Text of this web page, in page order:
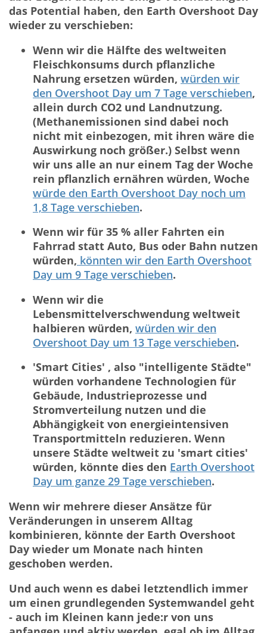
das Potential haben, den Earth Overshoot Day
wieder zu verschieben:
Wenn wir die Hälfte des weltweiten
Fleischkonsums durch pflanzliche
Nahrung ersetzen würden, würden wir
den Overshoot Day um 7 Tage verschieben,
allein durch CO2 und Landnutzung.
(Methanemissionen sind dabei noch
nicht mit einbezogen, mit ihren wäre die
Auswirkung noch größer.) Selbst wenn
wir uns alle an nur einem Tag der Woche
rein pflanzlich ernähren würden, Woche
würde den Earth Overshoot Day noch um
1,8 Tage verschieben.
Wenn wir für 35 % aller Fahrten ein
Fahrrad statt Auto, Bus oder Bahn nutzen
würden, könnten wir den Earth Overshoot
Day um 9 Tage verschieben.
Wenn wir die
Lebensmittelverschwendung weltweit
halbieren würden, würden wir den
Overshoot Day um 13 Tage verschieben.
'Smart Cities' , also "intelligente Städte"
würden vorhandene Technologien für
Gebäude, Industrieprozesse und
Stromverteilung nutzen und die
Abhängigkeit von energieintensiven
Transportmitteln reduzieren. Wenn
unsere Städte weltweit zu 'smart cities'
würden, könnte dies den Earth Overshoot
Day um ganze 29 Tage verschieben.
Wenn wir mehrere dieser Ansätze für
Veränderungen in unserem Alltag
kombinieren, könnte der Earth Overshoot
Day wieder um Monate nach hinten
geschoben werden.
Und auch wenn es dabei letztendlich immer
um einen grundlegenden Systemwandel geht
- auch im Kleinen kann jede:r von uns